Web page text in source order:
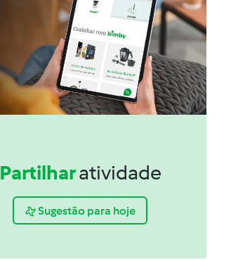
Partilharatividade
Sugestão para hoje